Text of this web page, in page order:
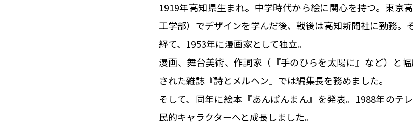
1919年高知県生まれ。中学時代から絵に関心を持つ。東京
工学部）でデザインを学んだ後、戦後は高知新聞社に勤務。
経て、1953年に漫画家として独立。
漫画、舞台美術、作詞家（『手のひらを太陽に』など）と
された雑誌『詩とメルヘン』では編集長を務めました。
そして、同年に絵本『あんぱんまん』を発表。1988年のテ
民的キャラクターへと成長しました。